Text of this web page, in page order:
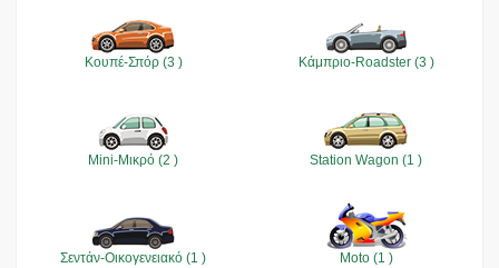
Κουπέ-Σπόρ (3 ) Κάμπριο-Roadster (3 )
Mini-Μικρό (2 ) Station Wagon (1 )
Σεντάν-Οικογενειακό (1 ) Moto (1 )